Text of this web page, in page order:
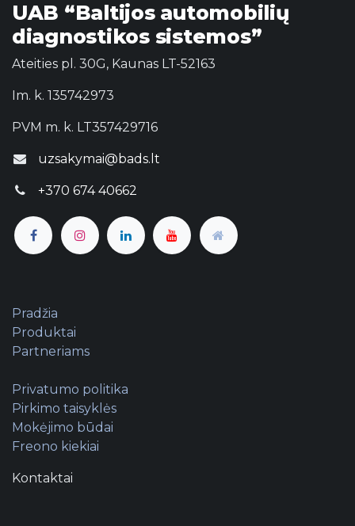
UAB “Baltijos automobilių
diagnostikos sistemos”
Ateities pl. 30G, Kaunas LT-52163
Im. k. 135742973
PVM m. k. LT357429716
uzsakymai@bads.lt
+370 674 40662
Pradžia
Produktai
Partneriams
Privatumo politika
Pirkimo taisyklės
Mokėjimo būdai
Freono kiekiai
Kontaktai